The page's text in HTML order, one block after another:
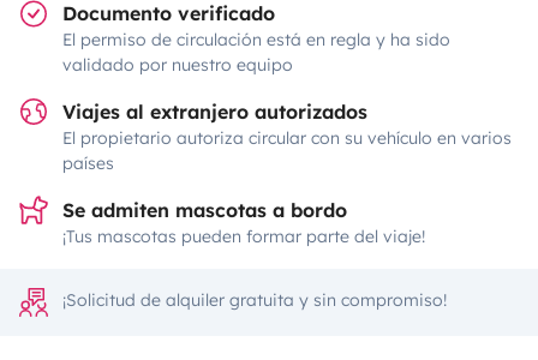
Documento verificado
El permiso de circulación está en regla y ha sido
validado por nuestro equipo
Viajes al extranjero autorizados
El propietario autoriza circular con su vehículo en varios
países
Se admiten mascotas a bordo
¡Tus mascotas pueden formar parte del viaje!
¡Solicitud de alquiler gratuita y sin compromiso!